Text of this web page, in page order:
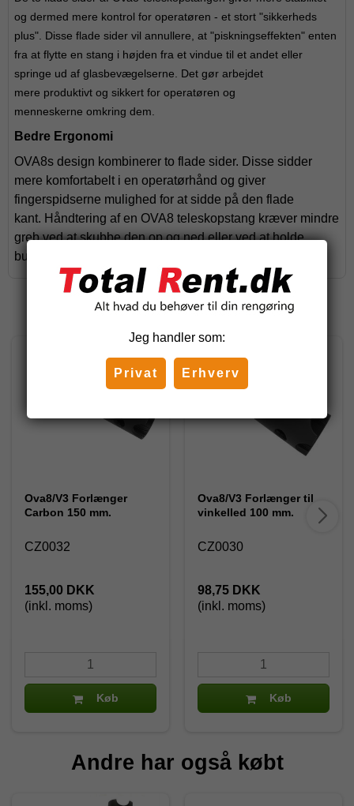
og dermed mere kontrol for operatøren - et stort "sikkerheds
plus". Disse flade sider vil annullere, at "piskningseffekten" enten
fra at flytte en stang i højden fra et vindue til et andet eller
springe ud af glasbevægelserne. Det gør arbejdet
mere produktivt og sikkert for operatøren og
menneskerne omkring dem.
Bedre Ergonomi
OVA8s design kombinerer to flade sider. Disse sidder
mere komfortabelt i en operatørhånd og giver
fingerspidserne mulighed for at sidde på den flade
kant. Håndtering af en OVA8 teleskopstang kræver mindre
greb ved at skubbe den op og ned eller ved at holde
bunddelen fast og flytte polen til det næste vindue.
Relaterede produkter
Ova8/V3 Forlænger
Carbon 150 mm.
CZ0032
155,00 DKK
(inkl. moms)
Køb
Ova8/V3 Forlænger til
vinkelled 100 mm.
CZ0030
98,75 DKK
(inkl. moms)
Køb
Andre har også købt
Jeg handler som:
Privat Erhverv